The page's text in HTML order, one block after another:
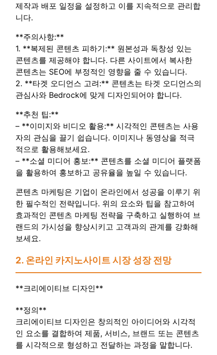
제작과 배포 일정을 설정하고 이를 지속적으로 관리합
니다.
**주의사항:**
1. **복제된 콘텐츠 피하기:** 원본성과 독창성 있는
콘텐츠를 제공해야 합니다. 다른 사이트에서 복사한
콘텐츠는 SEO에 부정적인 영향을 줄 수 있습니다.
2. **타겟 오디언스 고려:** 콘텐츠는 타겟 오디언스의
관심사와 Bedrock에 맞게 디자인되어야 합니다.
**추천 팁:**
– **이미지와 비디오 활용:** 시각적인 콘텐츠는 사용
자의 관심을 끌기 쉽습니다. 이미지나 동영상을 적극
적으로 활용해보세요.
– **소셜 미디어 홍보:** 콘텐츠를 소셜 미디어 플랫폼
을 활용하여 홍보하고 공유율을 높일 수 있습니다.
콘텐츠 마케팅은 기업이 온라인에서 성공을 이루기 위
한 필수적인 전략입니다. 위의 요소와 팁을 참고하여
효과적인 콘텐츠 마케팅 전략을 구축하고 실행하여 브
랜드의 가시성을 향상시키고 고객과의 관계를 강화해
보세요.
2. 온라인 카지노사이트 시장 성장 전망
**크리에이티브 디자인**
**정의**
크리에이티브 디자인은 창의적인 아이디어와 시각적
인 요소를 결합하여 제품, 서비스, 브랜드 또는 콘텐츠
를 시각적으로 형성하고 전달하는 과정을 말합니다.